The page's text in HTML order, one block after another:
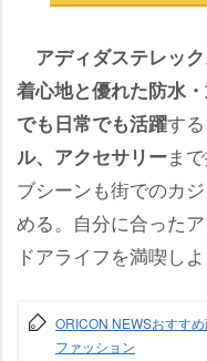
アディダステレッ
着心地と優れた防水
でも日常でも活躍する
ル、アクセサリーま
ブシーンも街でのカ
める。自分に合った
ドアライフを満喫しよ
ORICON NEWSおすす
ファッション